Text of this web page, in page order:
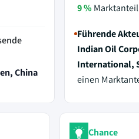
China
9 %
Führende
Indian Oil
International,
einen
Chance